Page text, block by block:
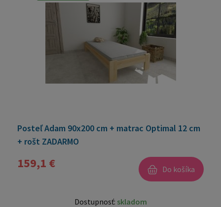
Posteľ Adam 90x200 cm + matrac Optimal 12 cm
+ rošt ZADARMO
159,1 € Do košíka
Dostupnosť: skladom